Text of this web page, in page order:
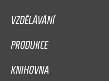
VZDĚLÁVÁNÍ
PRODUKCE
KNIHOVNA